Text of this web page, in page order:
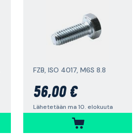
FZB, ISO 4017, M6S 8.8
56,00 €
Lähetetään ma 10. elokuuta